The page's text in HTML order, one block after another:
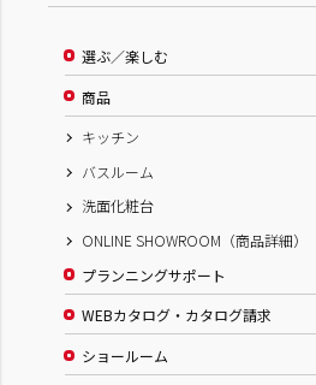
選ぶ／楽しむ
商品
キッチン
バスルーム
洗面化粧台
ONLINE SHOWROOM（商品詳細）
プランニングサポート
WEBカタログ・カタログ請求
ショールーム